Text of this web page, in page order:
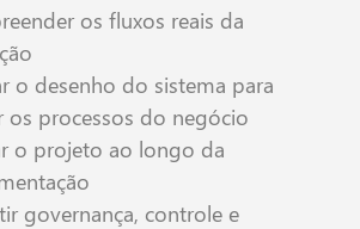
os fluxos reais da
o desenho do sistema para
os processos do negócio
o projeto ao longo da
governança, controle e